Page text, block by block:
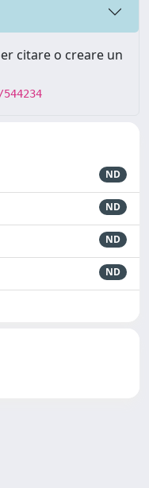
citare o creare un
ND
ND
ND
ND